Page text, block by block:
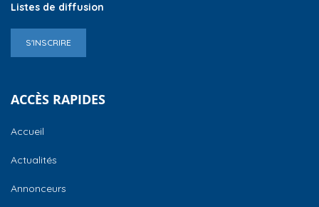
Listes de diffusion
S'INSCRIRE
ACCÈS RAPIDES
Accueil
Actualités
Annonceurs